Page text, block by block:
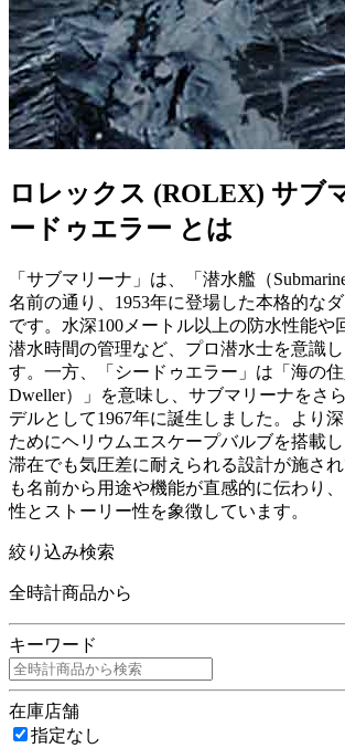
ロレックス (ROLEX) サブ
ードゥエラー とは
「サブマリーナ」は、「潜水艦（
名前の通り、1953年に登場した本格的な
です。水深100メートル以上の防水性能や
潜水時間の管理など、プロ潜水士を意識
す。一方、「シードゥエラー」は「海の住
Dweller）」を意味し、サブマリーナをさ
デルとして1967年に誕生しました。より
ためにヘリウムエスケープバルブを搭載
滞在でも気圧差に耐えられる設計が施さ
も名前から用途や機能が直感的に伝わり
性とストーリー性を象徴しています。
絞り込み検索
全時計商品から
キーワード
在庫店舗
指定なし